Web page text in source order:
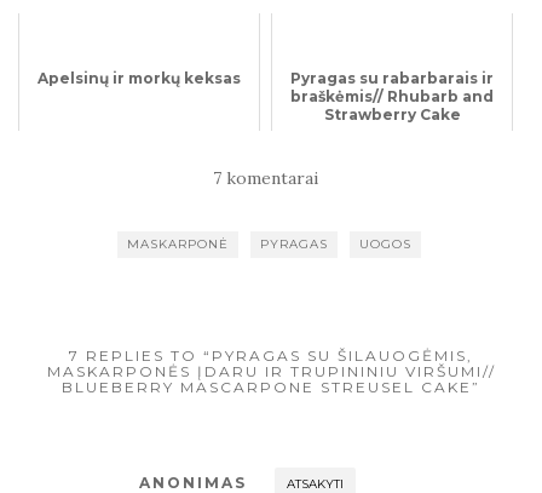
Apelsinų ir morkų keksas
Pyragas su rabarbarais ir
braškėmis// Rhubarb and
Strawberry Cake
7 komentarai
MASKARPONĖ PYRAGAS UOGOS
7 REPLIES TO “PYRAGAS SU ŠILAUOGĖMIS,
MASKARPONĖS ĮDARU IR TRUPININIU VIRŠUMI//
BLUEBERRY MASCARPONE STREUSEL CAKE”
ANONIMAS ATSAKYTI